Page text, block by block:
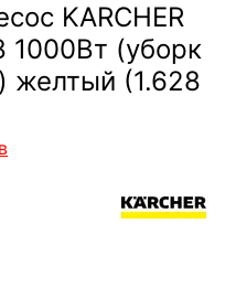
KARCHER
1000Вт (уборк
желтый (1.628